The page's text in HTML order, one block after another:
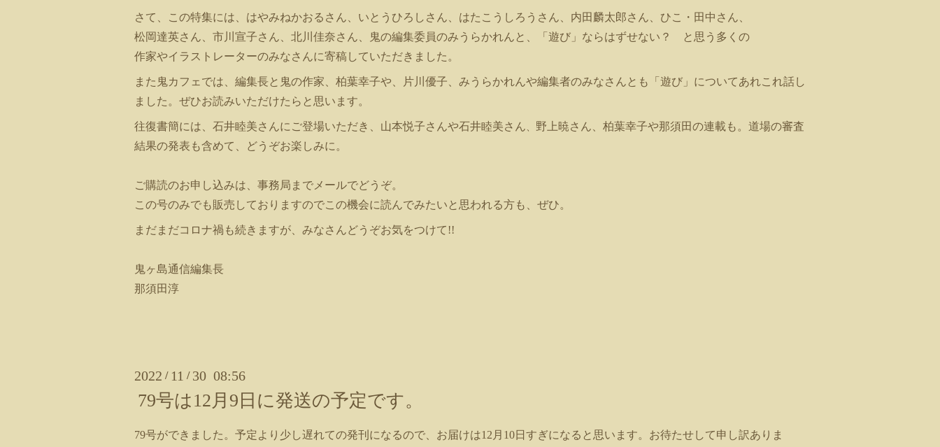
さて、この特集には、はやみねかおるさん、いとうひろしさん、はたこうしろうさん、内田麟太郎さん、ひこ・田中さん、
松岡達英さん、市川宣子さん、北川佳奈さん、鬼の編集委員のみうらかれんと、「遊び」ならはずせない？ と思う多くの
作家やイラストレーターのみなさんに寄稿していただきました。
また鬼カフェでは、編集長と鬼の作家、柏葉幸子や、片川優子、みうらかれんや編集者のみなさんとも「遊び」についてあれこれ話し
ました。ぜひお読みいただけたらと思います。
往復書簡には、 石井睦美さんにご登場いただき、山本悦子さんや石井睦美さん 、 野上暁さん、柏葉幸子や那須田の連載も。道場の審査
結果の発表も含めて、どうぞお楽しみに。
ご購読のお申し込みは、事務局までメールでどうぞ。
この号のみでも販売しておりますのでこの機会に読んでみたいと思われる方も、ぜひ。
まだまだコロナ禍も続きますが、みなさんどうぞお気をつけて!!
鬼ヶ島通信編集長
那須田淳
2022 / 11 / 30 08:56
79号は12月9日に発送の予定です。
79号ができました。予定より少し遅れての発刊になるので、お届けは12月10日すぎになると思います。お待たせして申し訳ありま